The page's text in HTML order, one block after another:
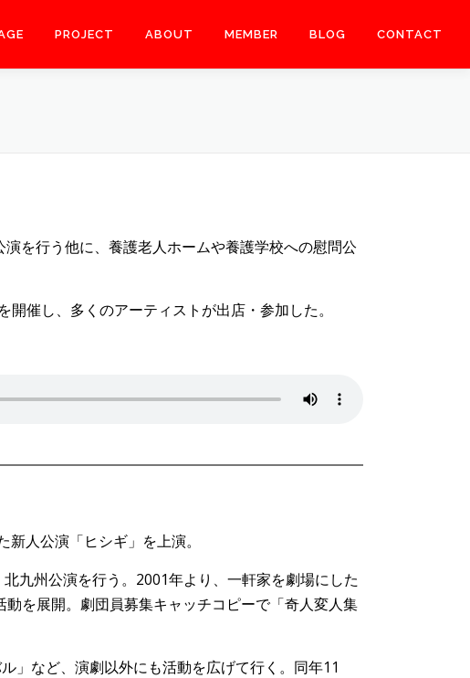
PROJECT ABOUT MEMBER BLOG CONTACT
を行う他に、養護老人ホームや養護学校への慰問公
催し、多くのアーティストが出店・参加した。
人公演「ヒシギ」を上演。
九州公演を行う。2001年より、一軒家を劇場にした
を展開。劇団員募集キャッチコピーで「奇人変人集
」など、演劇以外にも活動を広げて行く。同年11